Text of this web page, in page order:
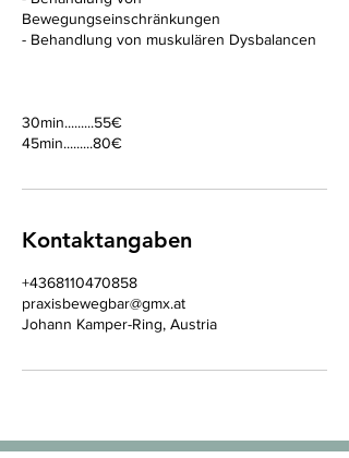
Bewegungseinschränkungen
- Behandlung von muskulären Dysbalancen
30min.........55€
45min.........80€
Kontaktangaben
+4368110470858
praxisbewegbar@gmx.at
Johann Kamper-Ring, Austria